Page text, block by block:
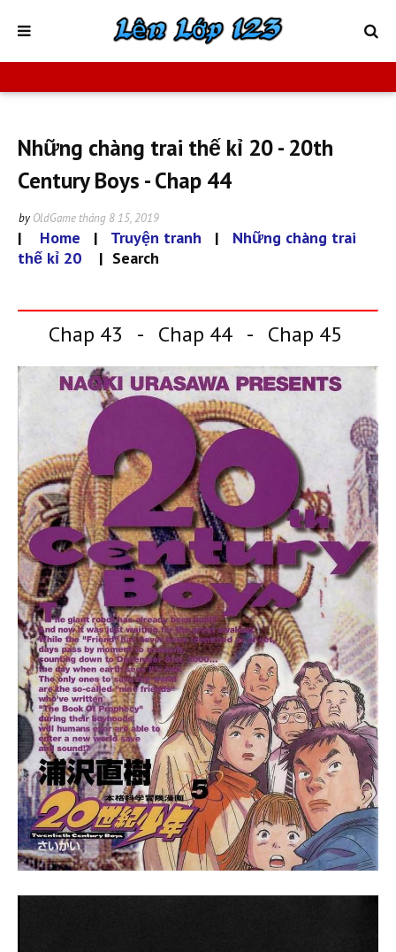
Những chàng trai thế kỉ 20 - 20th
Century Boys - Chap 44
by OldGame tháng 8 15, 2019
| Home | Truyện tranh | Những chàng trai
thế kỉ 20 | Search
Chap 43 - Chap 44 - Chap 45